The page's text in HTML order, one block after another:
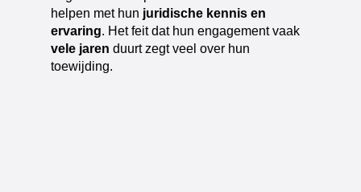
helpen met hun juridische kennis en
ervaring. Het feit dat hun engagement vaak
vele jaren duurt zegt veel over hun
toewijding.